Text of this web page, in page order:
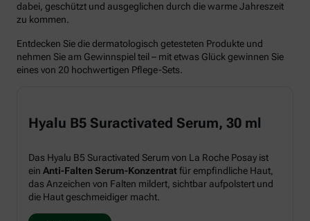
dabei, geschützt und ausgeglichen durch die warme Jahreszeit
zu kommen.
Entdecken Sie die dermatologisch getesteten Produkte und
nehmen Sie am Gewinnspiel teil – mit etwas Glück gewinnen Sie
eines von 20 hochwertigen Pflege-Sets.
Hyalu B5 Suractivated Serum, 30 ml
Das Hyalu B5 Suractivated Serum von La Roche Posay ist
ein Anti-Falten Serum-Konzentratfür empfindliche Haut,
das Anzeichen von Falten mildert, sichtbar aufpolstert und
die Haut geschmeidiger macht.